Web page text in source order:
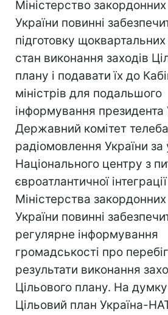
Міністерство
України повинні
підготовку щоквартальних
стан виконання заходів
плану і подавати їх до
міністрів для подальшого
інформування президента
Державний комітет
радіомовлення України
Національного центру з
євроатлантичної
Міністерства
України повинні
регулярне інформування
громадськості про перебіг
результати виконання
Цільового плану. На думку
Цільовий план Україна-